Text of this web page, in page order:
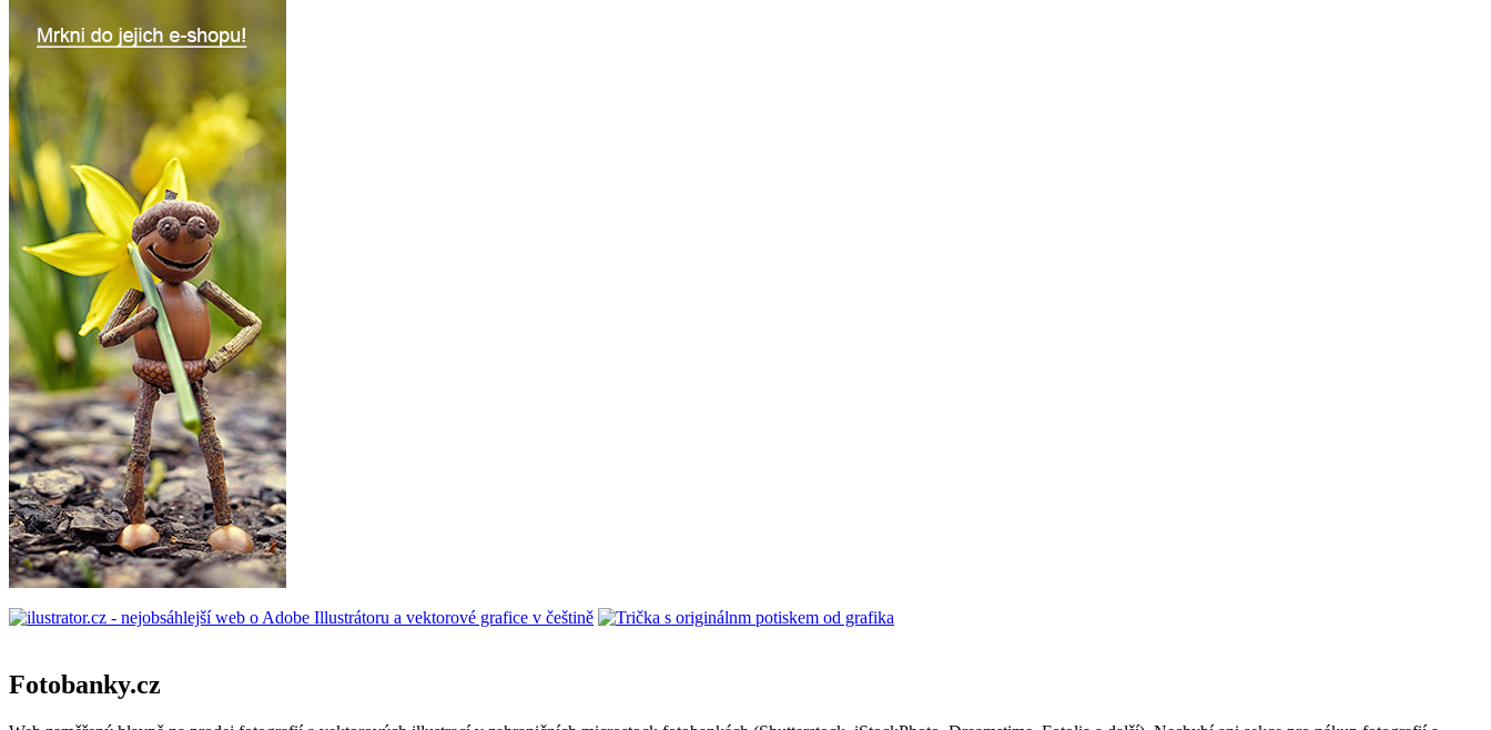
Fotobanky.cz